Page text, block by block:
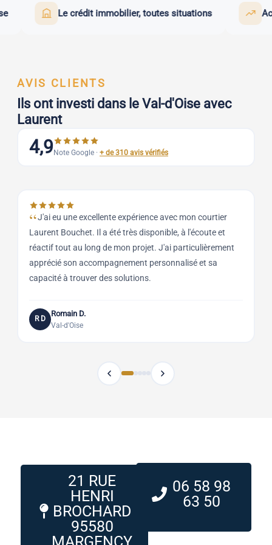
Le crédit immobilier, toutes situations
AVIS CLIENTS
Ils ont investi dans le Val-d'Oise avec
Laurent
4,9Note Google · + de 310 avis vérifiés
J'ai eu une excellente expérience avec mon courtier
Laurent Bouchet. Il a été très disponible, à l'écoute et
réactif tout au long de mon projet. J'ai particulièrement
apprécié son accompagnement personnalisé et sa
capacité à trouver des solutions.
R D
Romain D.
Val-d'Oise
21 RUE
HENRI
BROCHARD
95580
06 58 98
63 50